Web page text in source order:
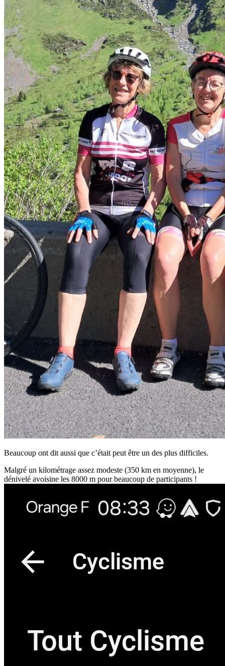
Beaucoup ont dit aussi que c’était peut être un des plus difficiles.
Malgré un kilométrage assez modeste (350 km en moyenne), le
dénivelé avoisine les 8000 m pour beaucoup de participants !